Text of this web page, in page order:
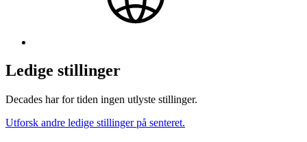
Ledige stillinger
Decades har for tiden ingen utlyste stillinger.
Utforsk andre ledige stillinger på senteret.